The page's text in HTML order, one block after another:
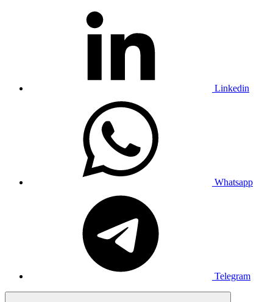
Linkedin
Whatsapp
Telegram